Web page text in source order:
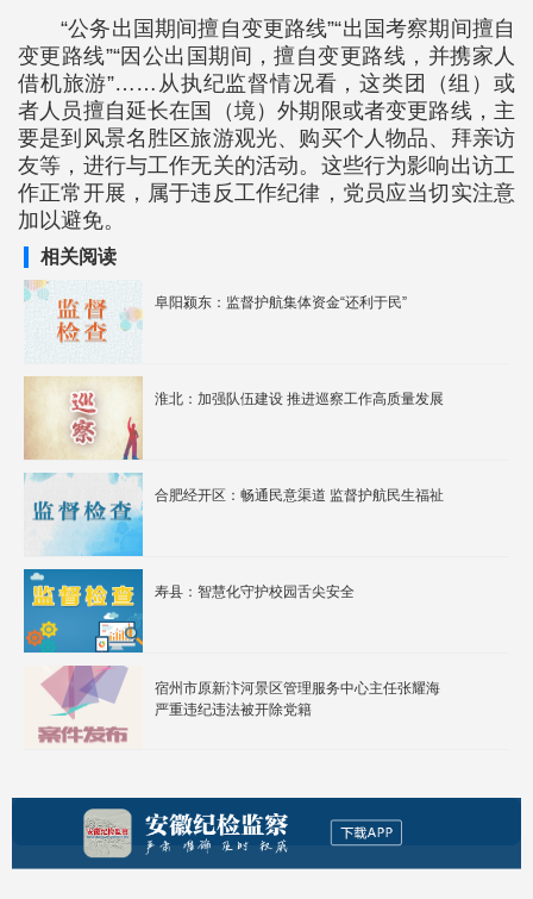
“公务出国期间擅自变更路线”“出国考察期间擅自
变更路线”“因公出国期间，擅自变更路线，并携家人
借机旅游”……从执纪监督情况看，这类团（组）或
者人员擅自延长在国（境）外期限或者变更路线，主
要是到风景名胜区旅游观光、购买个人物品、拜亲访
友等，进行与工作无关的活动。这些行为影响出访工
作正常开展，属于违反工作纪律，党员应当切实注意
加以避免。
相关阅读
阜阳颍东：监督护航集体资金“还利于民”
淮北：加强队伍建设 推进巡察工作高质量发展
合肥经开区：畅通民意渠道 监督护航民生福祉
寿县：智慧化守护校园舌尖安全
宿州市原新汴河景区管理服务中心主任张耀海
严重违纪违法被开除党籍